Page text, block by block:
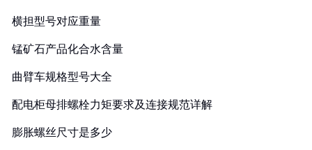
横担型号对应重量
锰矿石产品化合水含量
曲臂车规格型号大全
配电柜母排螺栓力矩要求及连接规范详解
膨胀螺丝尺寸是多少